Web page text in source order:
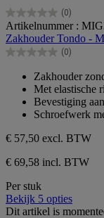
(0)
0.0
van
de
5
Artikelnummer :
Zakhouder Tondo -
(0)
0.0
sterren.
Zakhouder
Met elastische
Bevestiging
Schroefwerk
€ 57,50 excl. BTW
€ 69,58 incl. BTW
Per stuk
Bekijk 5 opties
Dit artikel is